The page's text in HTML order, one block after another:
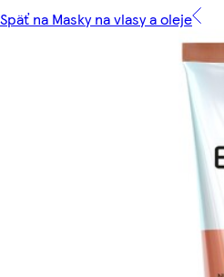
Späť na Masky na vlasy a oleje